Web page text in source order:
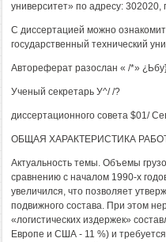
университет» по адресу: 302020,
С диссертацией можно
государственный технический
Автореферат разослан « /*»
Ученый секретарь У^/ /?
диссертационного совета $01/
ОБЩАЯ ХАРАКТЕРИСТИКА
Актуальность темы. Объемы
сравнению с началом 1990-х
увеличился, что позволяет
подвижного состава. При этом
«логистических издержек»
Европе и США - 11 %) и